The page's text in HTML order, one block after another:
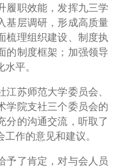
履职效能‌，发挥九三学
基层调研，形成高质量
梳理组织建设、制度执
的制度框架；加强领导
平。
苏师范大学委员会、
学院支社三个委员会的
分的沟通交流，听取了
作的意见和建议。
了肯定，对与会人员